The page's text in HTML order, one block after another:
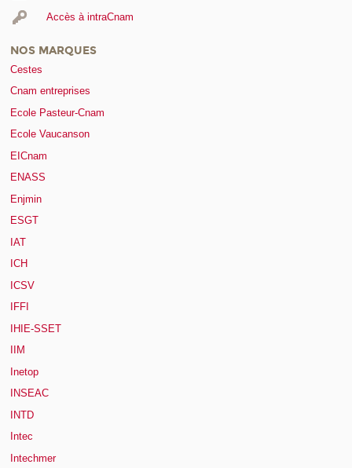
Accès à intraCnam
NOS MARQUES
Cestes
Cnam entreprises
Ecole Pasteur-Cnam
Ecole Vaucanson
EICnam
ENASS
Enjmin
ESGT
IAT
ICH
ICSV
IFFI
IHIE-SSET
IIM
Inetop
INSEAC
INTD
Intec
Intechmer